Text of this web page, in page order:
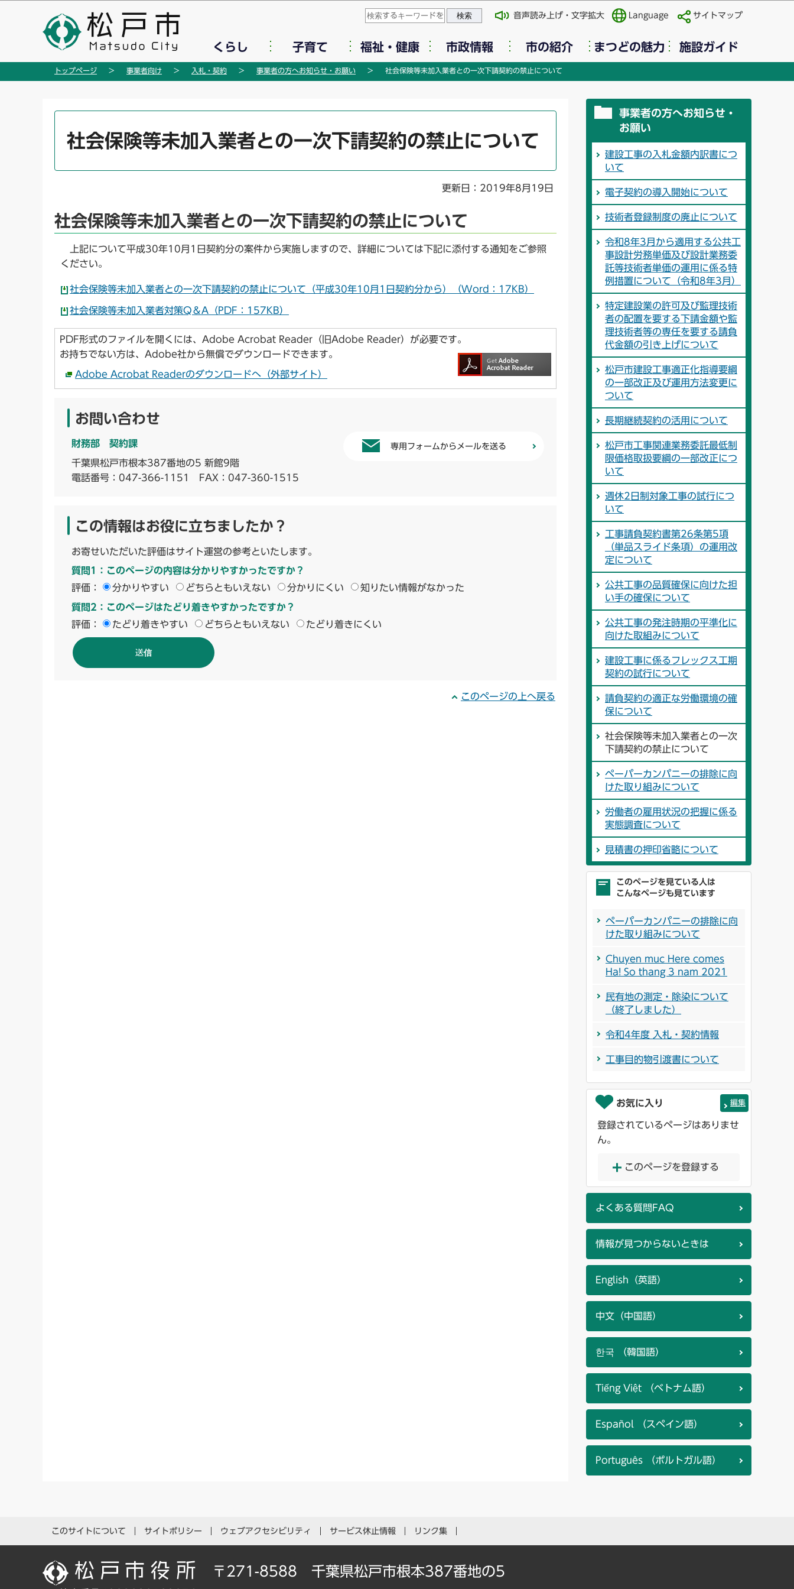
の
このページの本文へ移動
音声読み上げ・文字拡大 Language サイトマップ
くらし 子育て 福祉・健康 市政情報 市の紹介 まつどの魅力 施設ガイド
トップページ 事業者向け 入札・契約 事業者の方へお知らせ・お願い 社会保険等未加入業者との一次下請契約の禁止について
社会保険等未加入業者との一次下請契約の禁止について
更新日：2019年8月19日
社会保険等未加入業者との一次下請契約の禁止について
上記について平成30年10月1日契約分の案件から実施しますので、詳細については下記に添付する通知をご参照
ください。
社会保険等未加入業者との一次下請契約の禁止について（平成30年10月1日契約分から）（Word：17KB）
社会保険等未加入業者対策Q＆A（PDF：157KB）
PDF形式のファイルを開くには、Adobe Acrobat Reader（旧Adobe Reader）が必要です。
お持ちでない方は、Adobe社から無償でダウンロードできます。
Adobe Acrobat Readerのダウンロードへ（外部サイト）
お問い合わせ
財務部 契約課
千葉県松戸市根本387番地の5 新館9階
電話番号： 047-366-1151 FAX：047-360-1515
専用フォームからメールを送る
この情報はお役に立ちましたか？
お寄せいただいた評価はサイト運営の参考といたします。
質問1：このページの内容は分かりやすかったですか？
評価：
分かりやすい どちらともいえない 分かりにくい 知りたい情報がなかった
質問2：このページはたどり着きやすかったですか？
評価：
たどり着きやすい どちらともいえない たどり着きにくい
このページの上へ戻る
事業者の方へお知らせ・
お願い
建設工事の入札金額内訳書につ
いて
電子契約の導入開始について
技術者登録制度の廃止について
令和8年3月から適用する公共工
事設計労務単価及び設計業務委
託等技術者単価の運用に係る特
例措置について（令和8年3月）
特定建設業の許可及び監理技術
者の配置を要する下請金額や監
理技術者等の専任を要する請負
代金額の引き上げについて
松戸市建設工事適正化指導要綱
の一部改正及び運用方法変更に
ついて
長期継続契約の活用について
松戸市工事関連業務委託最低制
限価格取扱要綱の一部改正につ
いて
週休2日制対象工事の試行につ
いて
工事請負契約書第26条第5項
（単品スライド条項）の運用改
定について
公共工事の品質確保に向けた担
い手の確保について
公共工事の発注時期の平準化に
向けた取組みについて
建設工事に係るフレックス工期
契約の試行について
請負契約の適正な労働環境の確
保について
社会保険等未加入業者との一次
下請契約の禁止について
ペーパーカンパニーの排除に向
けた取り組みについて
労働者の雇用状況の把握に係る
実態調査について
見積書の押印省略について
このページを見ている人は
こんなページも見ています
ペーパーカンパニーの排除に向
けた取り組みについて
Chuyen muc Here comes
Ha! So thang 3 nam 2021
民有地の測定・除染について
（終了しました）
令和4年度 入札・契約情報
工事目的物引渡書について
お気に入り 編集
登録されているページはありませ
ん。
このページを登録する
よくある質問FAQ
情報が見つからないときは
English（英語）
中文（中国語）
한국 （韓国語）
Tiếng Việt （ベトナム語）
Español （スペイン語）
Português （ポルトガル語）
このサイトについて サイトポリシー ウェブアクセシビリティ サービス休止情報 リンク集
〒271-8588 千葉県松戸市根本387番地の5